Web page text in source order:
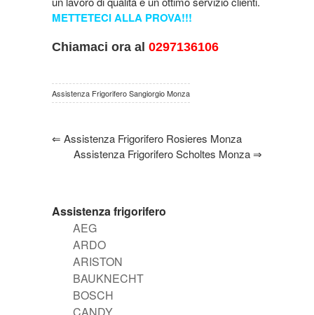
METTETECI ALLA PROVA!!!
Chiamaci ora al 0297136106
Assistenza Frigorifero Sangiorgio Monza
⇐ Assistenza Frigorifero Rosieres Monza
Assistenza Frigorifero Scholtes Monza⇒
Assistenza frigorifero
AEG
ARDO
ARISTON
BAUKNECHT
BOSCH
CANDY